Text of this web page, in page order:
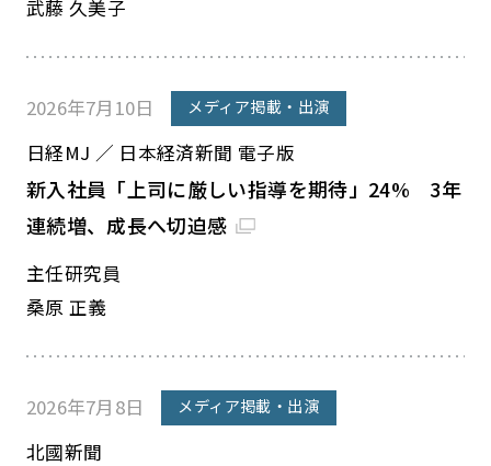
武藤 久美子
2026年7月10日 メディア掲載・出演
日経MJ ／ 日本経済新聞 電子版
新入社員「上司に厳しい指導を期待」24% 3年
連続増、成長へ切迫感
主任研究員
桑原 正義
2026年7月8日 メディア掲載・出演
北國新聞